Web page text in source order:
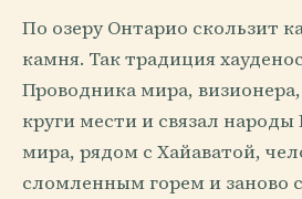
По озеру Онтарио скользит
камня. Так традиция
Проводника мира,
круги мести и связал
мира, рядом с Хайаватой,
сломленным горем и заново